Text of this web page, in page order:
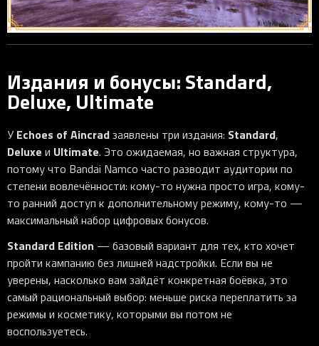
Издания и бонусы: Standard,
Deluxe, Ultimate
У Echoes of Aincradзаявлены три издания: Standard,
Deluxe и Ultimate. Это ожидаемая, но важная структура,
потому что Bandai Namco часто разводит аудитории по
степени вовлечённости: кому-то нужна просто игра, кому-
то ранний доступ к дополнительному режиму, кому-то —
максимальный набор цифровых бонусов.
Standard Edition — базовый вариант для тех, кто хочет
пройти кампанию без лишней надстройки. Если вы не
уверены, насколько вам зайдёт конкретная боёвка, это
самый рациональный выбор: меньше риска переплатить за
режимы и косметику, которыми вы потом не
воспользуетесь.